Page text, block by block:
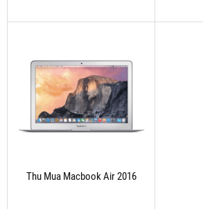
Thu Mua Macbook Air 2016